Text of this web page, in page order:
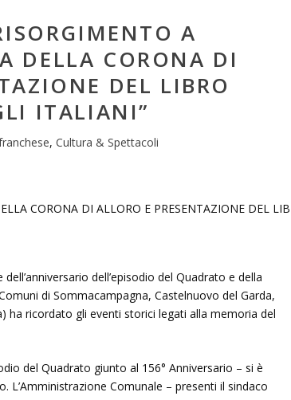
A
DELLA CORONA DI
DEL LIBRO
ITALIANI”
,Cultura & Spettacoli
dell’episodio del Quadrato e della
di Sommacampagna, Castelnuovo del Garda,
ha ricordato gli eventi storici legati alla memoria del
del Quadrato giunto al 156° Anniversario – si è
L’Amministrazione Comunale – presenti il sindaco